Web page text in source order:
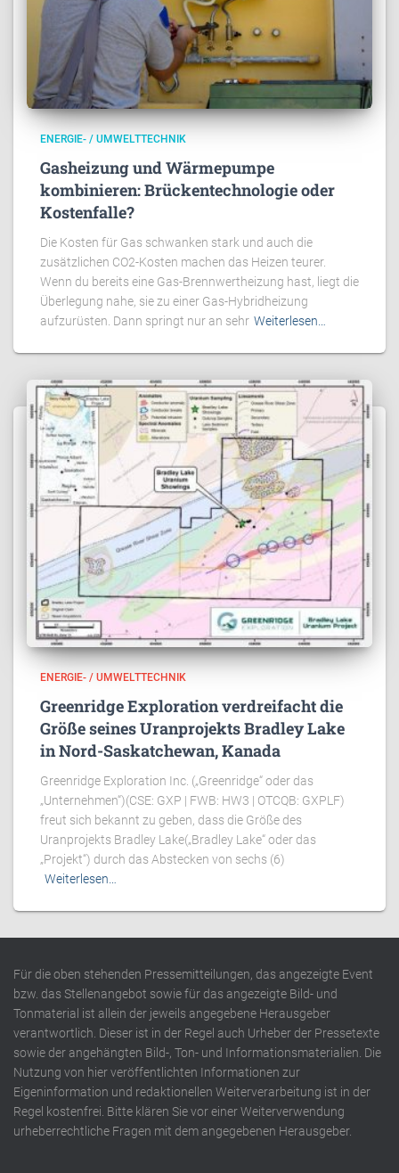
ENERGIE- / UMWELTTECHNIK
Gasheizung und Wärmepumpe
kombinieren: Brückentechnologie oder
Kostenfalle?
Die Kosten für Gas schwanken stark und auch die
zusätzlichen CO2-Kosten machen das Heizen teurer.
Wenn du bereits eine Gas-Brennwertheizung hast, liegt die
Überlegung nahe, sie zu einer Gas-Hybridheizung
aufzurüsten. Dann springt nur an sehr Weiterlesen…
ENERGIE- / UMWELTTECHNIK
Greenridge Exploration verdreifacht die
Größe seines Uranprojekts Bradley Lake
in Nord-Saskatchewan, Kanada
Greenridge Exploration Inc. („Greenridge“ oder das
„Unternehmen“)(CSE: GXP | FWB: HW3 | OTCQB: GXPLF)
freut sich bekannt zu geben, dass die Größe des
Uranprojekts Bradley Lake(„Bradley Lake“ oder das
„Projekt“) durch das Abstecken von sechs (6)
Weiterlesen…
Für die oben stehenden Pressemitteilungen, das angezeigte Event
bzw. das Stellenangebot sowie für das angezeigte Bild- und
Tonmaterial ist allein der jeweils angegebene Herausgeber
verantwortlich. Dieser ist in der Regel auch Urheber der Pressetexte
sowie der angehängten Bild-, Ton- und Informationsmaterialien. Die
Nutzung von hier veröffentlichten Informationen zur
Eigeninformation und redaktionellen Weiterverarbeitung ist in der
Regel kostenfrei. Bitte klären Sie vor einer Weiterverwendung
urheberrechtliche Fragen mit dem angegebenen Herausgeber.